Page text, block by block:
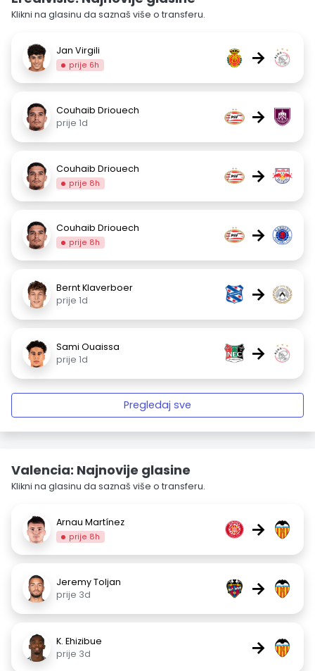
Klikni na glasinu da saznaš više o transferu.
Jan Virgili
prije 6h →
Couhaib Driouech
prije 1d
→
Couhaib Driouech
prije 8h →
Couhaib Driouech
prije 8h →
Bernt Klaverboer
prije 1d
→
Sami Ouaissa
prije 1d
→
Pregledaj sve
Valencia: Najnovije glasine
Klikni na glasinu da saznaš više o transferu.
Arnau Martínez
prije 8h →
Jeremy Toljan
prije 3d
→
K. Ehizibue
prije 3d
→